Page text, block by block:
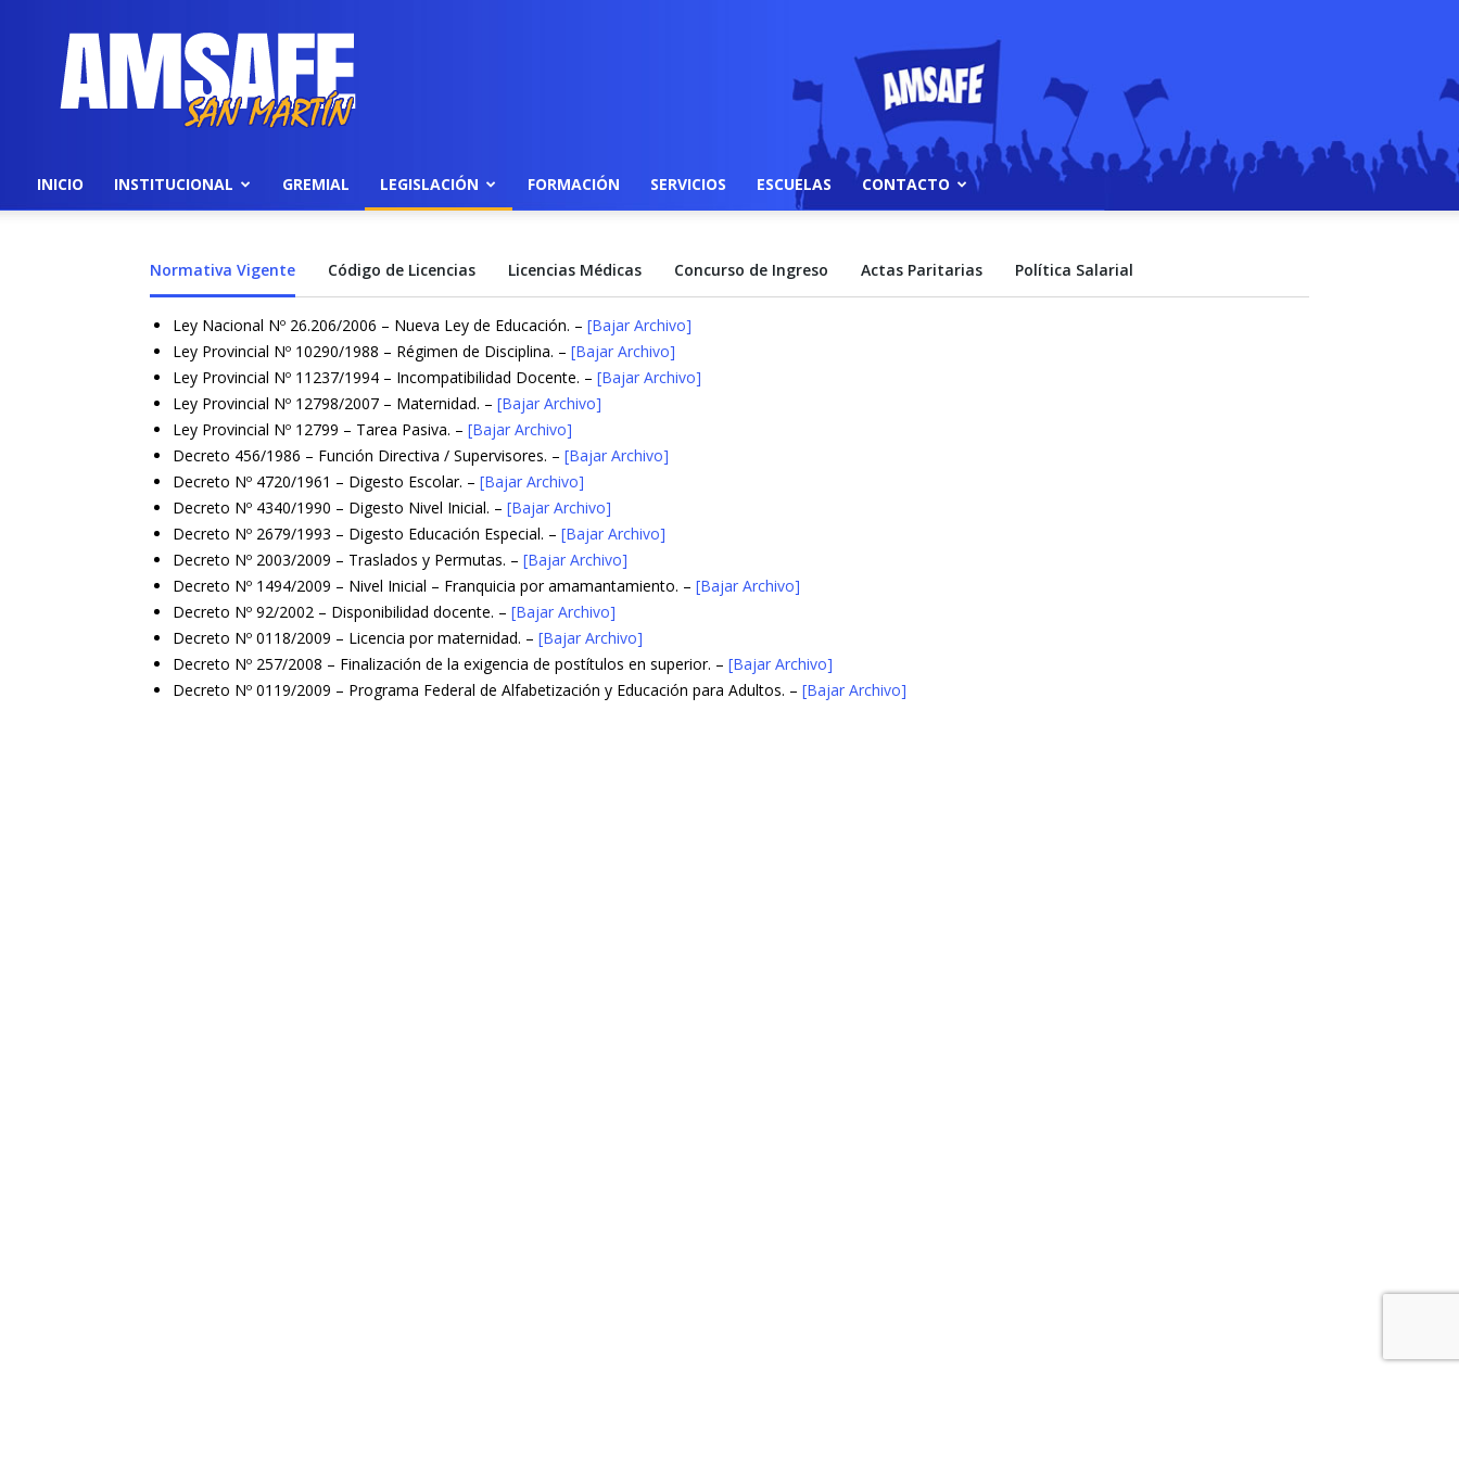
AMSAFE
INICIO INSTITUCIONAL GREMIAL LEGISLACIÓN FORMACIÓN SERVICIOS ESCUELAS CONTACTO
Normativa Vigente Código de Licencias Licencias Médicas Concurso de Ingreso Actas Paritarias Polí­tica Salarial
Ley Nacional Nº 26.206/2006 – Nueva Ley de Educación. – [Bajar Archivo]
Ley Provincial Nº 10290/1988 – Régimen de Disciplina. – [Bajar Archivo]
Ley Provincial Nº 11237/1994 – Incompatibilidad Docente. – [Bajar Archivo]
Ley Provincial Nº 12798/2007 – Maternidad. – [Bajar Archivo]
Ley Provincial Nº 12799 – Tarea Pasiva. – [Bajar Archivo]
Decreto 456/1986 – Función Directiva / Supervisores. – [Bajar Archivo]
Decreto Nº 4720/1961 – Digesto Escolar. – [Bajar Archivo]
Decreto Nº 4340/1990 – Digesto Nivel Inicial. – [Bajar Archivo]
Decreto Nº 2679/1993 – Digesto Educación Especial. – [Bajar Archivo]
Decreto Nº 2003/2009 – Traslados y Permutas. – [Bajar Archivo]
Decreto Nº 1494/2009 – Nivel Inicial – Franquicia por amamantamiento. – [Bajar Archivo]
Decreto Nº 92/2002 – Disponibilidad docente. – [Bajar Archivo]
Decreto Nº 0118/2009 – Licencia por maternidad. – [Bajar Archivo]
Decreto Nº 257/2008 – Finalización de la exigencia de postítulos en superior. – [Bajar Archivo]
Decreto Nº 0119/2009 – Programa Federal de Alfabetización y Educación para Adultos. – [Bajar Archivo]